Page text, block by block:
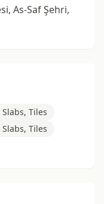
As-Saf Şehri,
Tiles
Tiles